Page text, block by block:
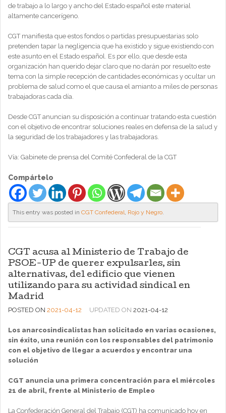
de trabajo a lo largo y ancho del Estado español este material
altamente cancerígeno.
CGT manifiesta que estos fondos o partidas presupuestarias solo
pretenden tapar la negligencia que ha existido y sigue existiendo con
este asunto en el Estado español. Es por ello, que desde esta
organización han querido dejar claro que no darán por resuelto este
tema con la simple recepción de cantidades económicas y ocultar un
problema de salud como el que causa el amianto a miles de personas
trabajadoras cada día.
Desde CGT anuncian su disposición a continuar tratando esta cuestión
con el objetivo de encontrar soluciones reales en defensa de la salud y
la seguridad de los trabajadores y las trabajadoras.
Vía: Gabinete de prensa del Comité Confederal de la CGT
Compártelo
This entry was posted in CGT Confederal, Rojo y Negro.
CGT acusa al Ministerio de Trabajo de
PSOE-UP de querer expulsarles, sin
alternativas, del edificio que vienen
utilizando para su actividad sindical en
Madrid
POSTED ON 2021-04-12 UPDATED ON 2021-04-12
Los anarcosindicalistas han solicitado en varias ocasiones,
sin éxito, una reunión con los responsables del patrimonio
con el objetivo de llegar a acuerdos y encontrar una
solución
CGT anuncia una primera concentración para el miércoles
21 de abril, frente al Ministerio de Empleo
La Confederación General del Trabajo (CGT) ha comunicado hoy en